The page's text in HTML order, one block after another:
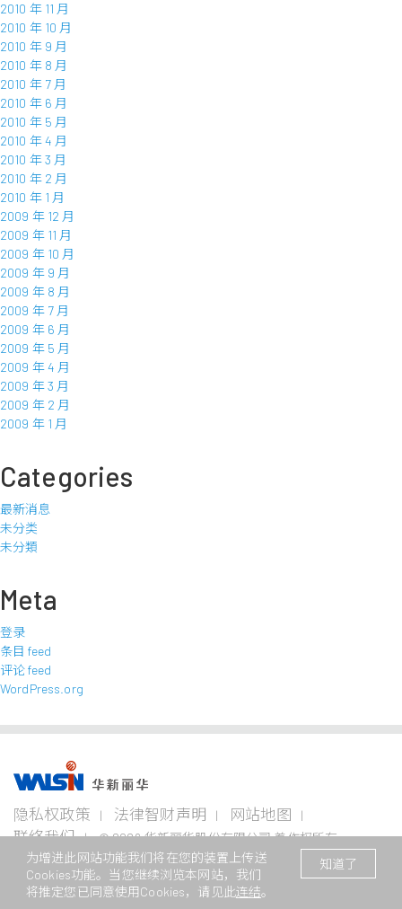
2010 年 11 月
2010 年 10 月
2010 年 9 月
2010 年 8 月
2010 年 7 月
2010 年 6 月
2010 年 5 月
2010 年 4 月
2010 年 3 月
2010 年 2 月
2010 年 1 月
2009 年 12 月
2009 年 11 月
2009 年 10 月
2009 年 9 月
2009 年 8 月
2009 年 7 月
2009 年 6 月
2009 年 5 月
2009 年 4 月
2009 年 3 月
2009 年 2 月
2009 年 1 月
Categories
最新消息
未分类
未分類
Meta
登录
条目 feed
评论 feed
WordPress.org
事业版图
电缆
事业
业
Steeval®
事业
金
者专
栏
公司治
理
华新
人
华新生
活
华新
丽华
公司介
企业永
续概观
隐私权政策 法律智财声明
网站地图
联络我们
© 2026 华新丽华股份有限公司 着作权所有
本网站支援Edge、Firefox、Safari及Chrome浏览/ Website registration number : 苏
ICP备11082949号
知道了
为增进此网站功能我们将在您的装置上传送
Cookies功能。当您继续浏览本网站，我们
将推定您已同意使用Cookies，请见此连结。